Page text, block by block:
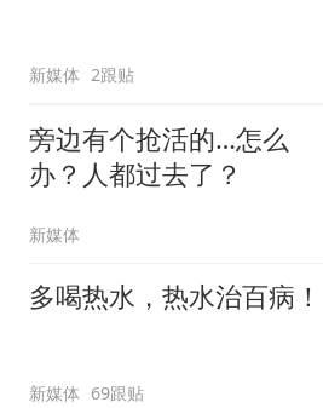
新媒体 2跟贴
旁边有个抢活的…怎么
办？人都过去了？
新媒体
多喝热水，热水治百病！
新媒体 69跟贴